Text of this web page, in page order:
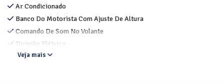
Ar Condicionado
Banco Do Motorista Com Ajuste De Altura
Comando De Som No Volante
Direção Elétrica
Veja mais